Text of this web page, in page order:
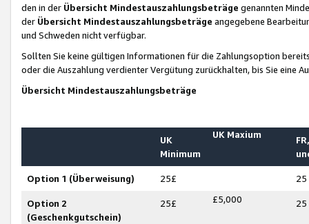
den in der Übersicht Mindestauszahlungsbeträge genannten
der Übersicht Mindestauszahlungsbeträge angegebene
und Schweden nicht verfügbar.
Sollten Sie keine gültigen Informationen für die Zahlungsoption
oder die Auszahlung verdienter Vergütung zurückhalten, bis Sie
Übersicht Mindestauszahlungsbeträge
UK
Minimum
UK Maxium
Option 1 (Überweisung) 25£ 25
Option 2
(Geschenkgutschein)
25£ £5,000 25